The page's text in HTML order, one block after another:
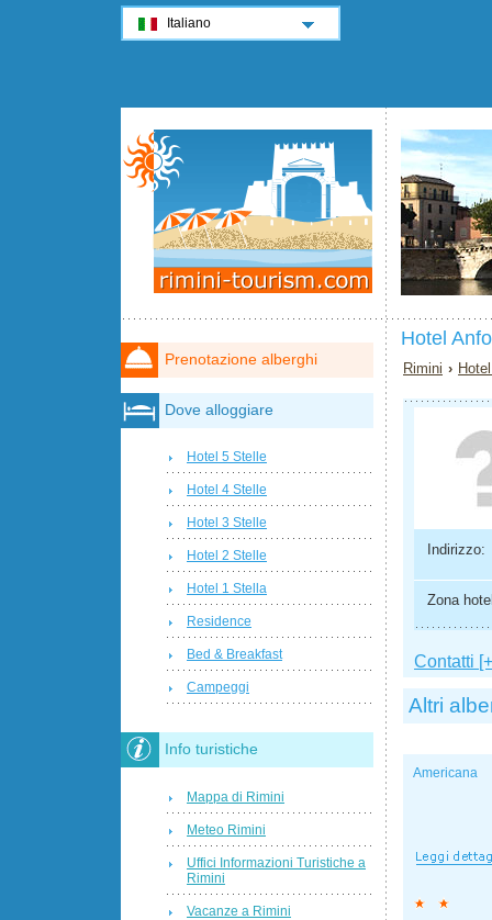
Hotel
Rimini ›
Indirizzo:
Zona
Contatti
Altri
Americana
Prenotazione alberghi
Dove alloggiare
Hotel 5 Stelle
Hotel 4 Stelle
Hotel 3 Stelle
Hotel 2 Stelle
Hotel 1 Stella
Residence
Bed & Breakfast
Campeggi
Info turistiche
Mappa di Rimini
Meteo Rimini
Uffici Informazioni Turistiche a
Rimini
Vacanze a Rimini
Italiano